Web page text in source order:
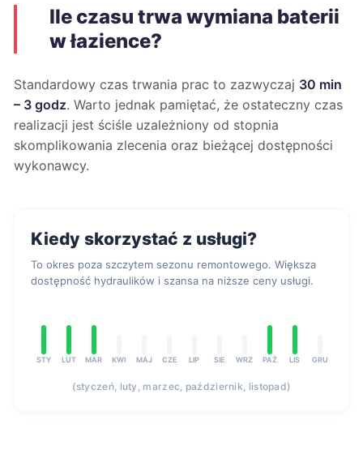
Ile czasu trwa wymiana baterii
w łazience?
Standardowy czas trwania prac to zazwyczaj 30 min
– 3 godz. Warto jednak pamiętać, że ostateczny czas
realizacji jest ściśle uzależniony od stopnia
skomplikowania zlecenia oraz bieżącej dostępności
wykonawcy.
Kiedy skorzystać z usługi?
To okres poza szczytem sezonu remontowego. Większa
dostępność hydraulików i szansa na niższe ceny usługi.
STY LUT MAR KWI MAJ CZE LIP SIE WRZ PAŹ LIS GRU
(styczeń, luty, marzec, październik, listopad)